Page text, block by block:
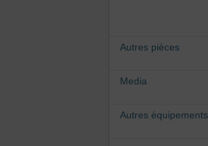
Autres pièces
Media
Autres équipements